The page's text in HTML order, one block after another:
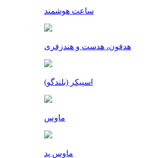
ساعت هوشمند
هدفون، هدست و هندزفری
اسپیکر (بلندگو)
ماوس
ماوس پد